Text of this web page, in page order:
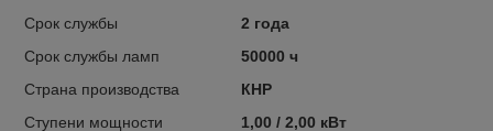
Срок службы
2 года
Срок службы ламп
50000 ч
Страна производства
КНР
Ступени мощности
1,00 / 2,00 кВт